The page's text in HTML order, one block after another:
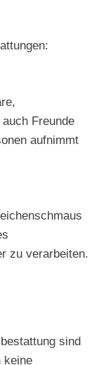
Freunde
aufnimmt
zu verarbeiten.
sind
keine